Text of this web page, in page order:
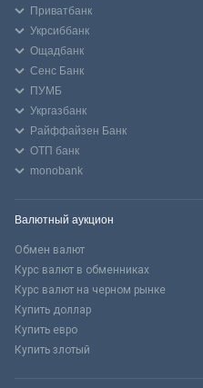
Приватбанк
Укрсиббанк
Ощадбанк
Сенс Банк
ПУМБ
Укргазбанк
Райффайзен Банк
ОТП банк
monobank
Валютный аукцион
Обмен валют
Курс валют в обменниках
Курс валют на черном рынке
Купить доллар
Купить евро
Купить злотый